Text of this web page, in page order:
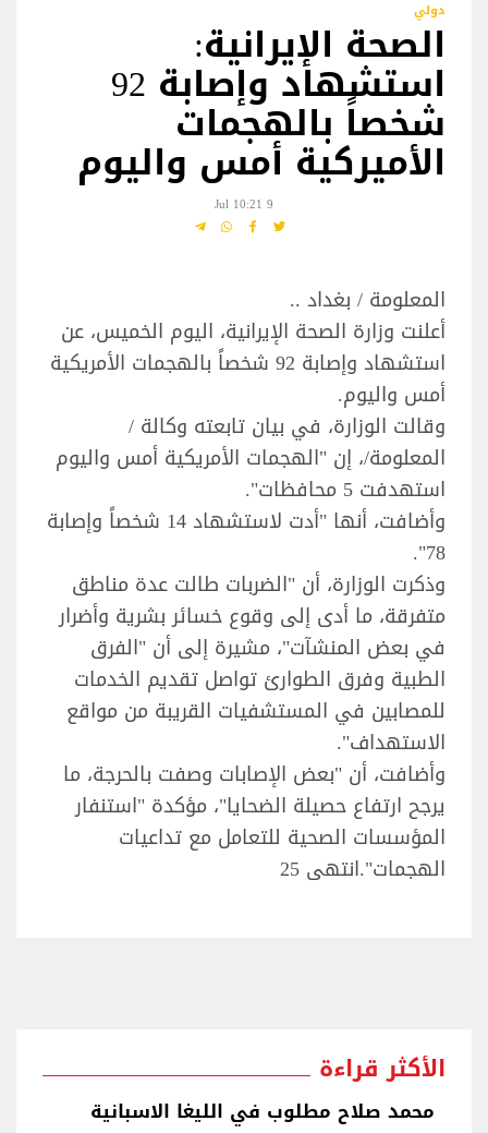
دولي
الصحة الإيرانية:
استشهاد وإصابة 92
شخصاً بالهجمات
الأميركية أمس واليوم
9 Jul 10:21
المعلومة / بغداد ..
أعلنت وزارة الصحة الإيرانية، اليوم الخميس، عن
استشهاد وإصابة 92 شخصاً بالهجمات الأمريكية
أمس واليوم.
وقالت الوزارة، في بيان تابعته وكالة /
المعلومة/، إن "الهجمات الأمريكية أمس واليوم
استهدفت 5 محافظات".
وأضافت، أنها "أدت لاستشهاد 14 شخصاً وإصابة
78".
وذكرت الوزارة، أن "الضربات طالت عدة مناطق
متفرقة، ما أدى إلى وقوع خسائر بشرية وأضرار
في بعض المنشآت"، مشيرة إلى أن "الفرق
الطبية وفرق الطوارئ تواصل تقديم الخدمات
للمصابين في المستشفيات القريبة من مواقع
الاستهداف".
وأضافت، أن "بعض الإصابات وصفت بالحرجة، ما
يرجح ارتفاع حصيلة الضحايا"، مؤكدة "استنفار
المؤسسات الصحية للتعامل مع تداعيات
الهجمات".انتهى 25
الأكثر قراءة
محمد صلاح مطلوب في الليغا الاسبانية